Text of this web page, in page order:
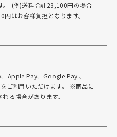
。 (例)送料合計23,100円の場合
はお客様負担となります。
Apple Pay、Google Pay 、
ご利用いただけます。 ※商品に
る場合があります。